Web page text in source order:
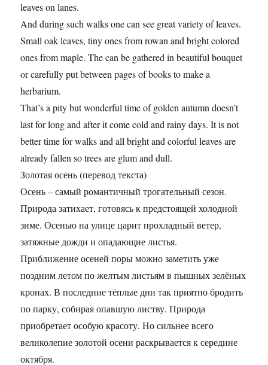
leaves on lanes.
And during such walks one can see great variety of leaves.
Small oak leaves, tiny ones from rowan and bright colored
ones from maple. The can be gathered in beautiful bouquet
or carefully put between pages of books to make a
herbarium.
That’s a pity but wonderful time of golden autumn doesn’t
last for long and after it come cold and rainy days. It is not
better time for walks and all bright and colorful leaves are
already fallen so trees are glum and dull.
Золотая осень (перевод текста)
Осень – самый романтичный трогательный сезон.
Природа затихает, готовясь к предстоящей холодной
зиме. Осенью на улице царит прохладный ветер,
затяжные дожди и опадающие листья.
Приближение осеней поры можно заметить уже
поздним летом по желтым листьям в пышных зелёных
кронах. В последние тёплые дни так приятно бродить
по парку, собирая опавшую листву. Природа
приобретает особую красоту. Но сильнее всего
великолепие золотой осени раскрывается к середине
октября.